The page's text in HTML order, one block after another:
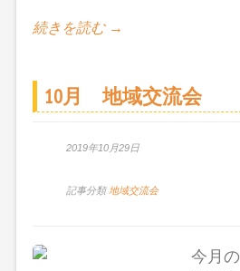
続きを読む →
10月 地域交流会
2019年10月29日
記事分類地域交流会
今月の